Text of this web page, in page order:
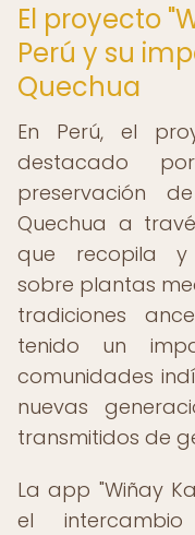
El proyecto
Perú y su
Quechua
En Perú, el
destacado
preservación
Quechua a
que recopila y
sobre plantas
tradiciones
tenido un
comunidades
nuevas
transmitidos de
La app "Wiñay
el